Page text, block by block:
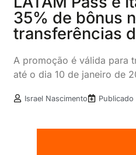
35% de bônus
transferências
A promoção é válida para
até o dia 10 de janeiro de
Israel Nascimento